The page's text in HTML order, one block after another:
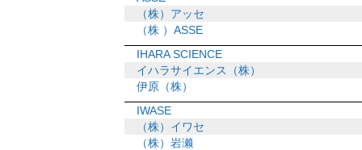
（株）アッセ
（株 ）ASSE
IHARA SCIENCE
イハラサイエンス（株）
伊原（株）
IWASE
（株）イワセ
（株）岩濑